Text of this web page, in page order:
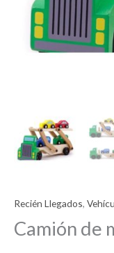
Recién Llegados,
Camión de